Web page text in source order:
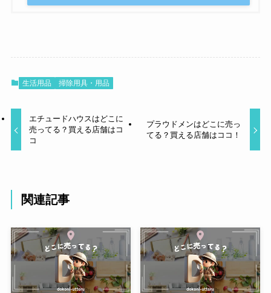
生活用品 掃除用具・用品
エチュードハウスはどこに
売ってる？買える店舗はコ
コ
プラウドメンはどこに売っ
てる？買える店舗はココ！
関連記事